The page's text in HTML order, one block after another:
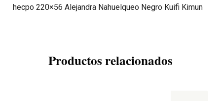
hecpo 220×56 Alejandra Nahuelqueo Negro Kuifi Kimun
Productos relacionados